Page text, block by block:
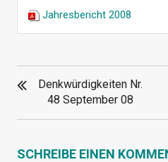
Jahresbericht 2008
BEITRAGSNAVIGATION
Denkwürdigkeiten Nr.
48 September 08
SCHREIBE EINEN